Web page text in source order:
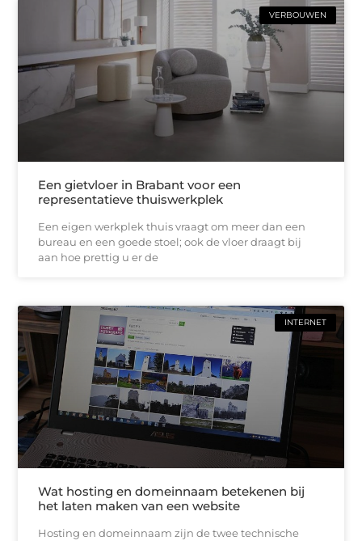
VERBOUWEN
Een gietvloer in Brabant voor een
representatieve thuiswerkplek
Een eigen werkplek thuis vraagt om meer dan een
bureau en een goede stoel; ook de vloer draagt bij
aan hoe prettig u er de
INTERNET
Wat hosting en domeinnaam betekenen bij
het laten maken van een website
Hosting en domeinnaam zijn de twee technische